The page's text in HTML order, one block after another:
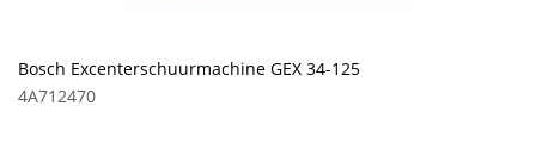
Bosch Excenterschuurmachine GEX 34-125
4A712470